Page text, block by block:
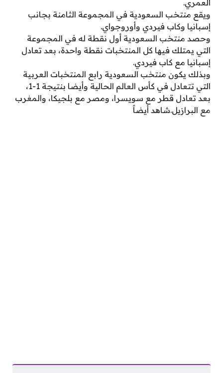
العمري.
ويقع منتخب السعودية في المجموعة الثامنة بجانب
إسبانيا وكاب فيردي وأوروجواي.
وحصد منتخب السعودية أول نقطة له في المجموعة
التي يمتلك فيها كل المنتخبات نقطة واحدة، بعد تعادل
إسبانيا مع كاب فيردي.
وبذلك يكون منتخب السعودية رابع المنتخبات العربية
التي تتعادل في كأس العالم الحالية وأيضا بنتيجة 1-1،
بعد تعادل قطر مع سويسرا، ومصر مع بلجيكا، والمغرب
مع البرازيل.شاهد أيضاً